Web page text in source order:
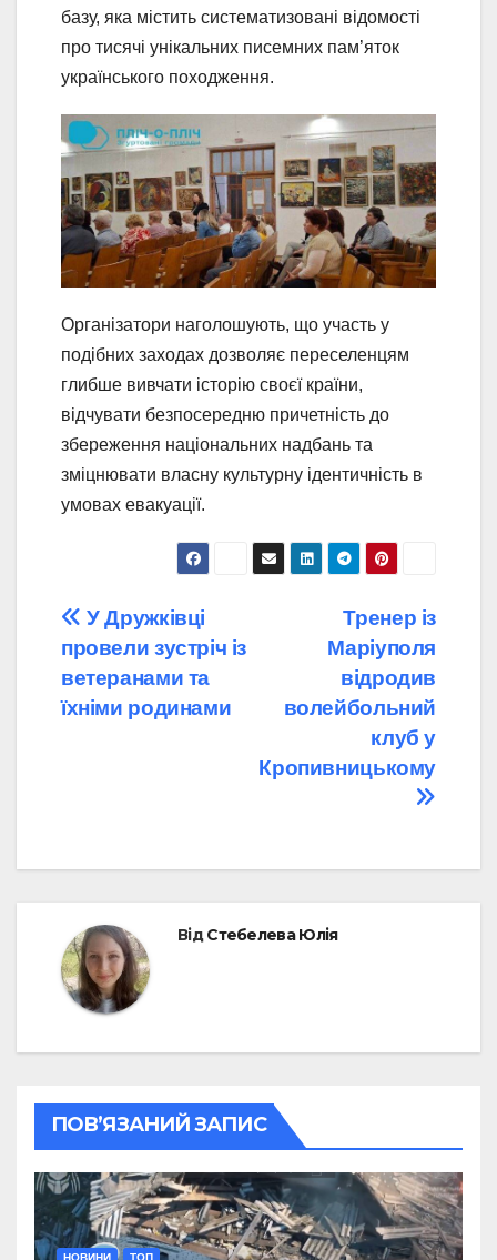
базу, яка містить систематизовані відомості
про тисячі унікальних писемних пам’яток
українського походження.
Організатори наголошують, що участь у
подібних заходах дозволяє переселенцям
глибше вивчати історію своєї країни,
відчувати безпосередню причетність до
збереження національних надбань та
зміцнювати власну культурну ідентичність в
умовах евакуації.
Навігація
записів
Тренер із
Маріуполя
відродив
волейбольний
клуб у
Кропивницькому
У Дружківці
провели зустріч із
ветеранами та
їхніми родинами
ВідСтебелева Юлія
ПОВ’ЯЗАНИЙ ЗАПИС
НОВИНИ ТОП